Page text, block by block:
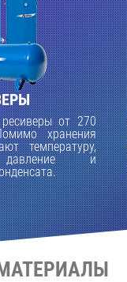
от 270
хранения
температуру,
давление и